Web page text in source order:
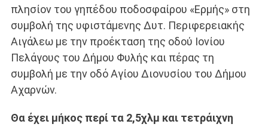
πλησίον του γηπέδου ποδοσφαίρου «Ερμής» στη
συμβολή της υφιστάμενης Δυτ. Περιφερειακής
Αιγάλεω με την προέκταση της οδού Ιονίου
Πελάγους του Δήμου Φυλής και πέρας τη
συμβολή με την οδό Αγίου Διονυσίου του Δήμου
Αχαρνών.
Θα έχει μήκος περί τα 2,5χλμ και τετράιχνη